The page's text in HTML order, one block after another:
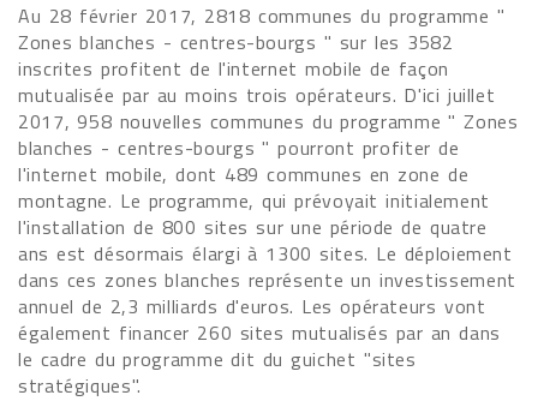
Au 28 février 2017, 2818 communes du programme "
Zones blanches - centres-bourgs " sur les 3582
inscrites profitent de l'internet mobile de façon
mutualisée par au moins trois opérateurs. D'ici juillet
2017, 958 nouvelles communes du programme " Zones
blanches - centres-bourgs " pourront profiter de
l'internet mobile, dont 489 communes en zone de
montagne. Le programme, qui prévoyait initialement
l'installation de 800 sites sur une période de quatre
ans est désormais élargi à 1300 sites. Le déploiement
dans ces zones blanches représente un investissement
annuel de 2,3 milliards d'euros. Les opérateurs vont
également financer 260 sites mutualisés par an dans
le cadre du programme dit du guichet "sites
stratégiques".